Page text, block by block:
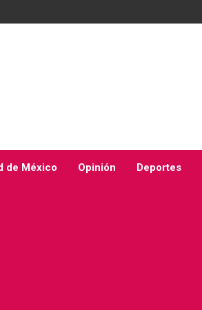
de México Opinión Deportes